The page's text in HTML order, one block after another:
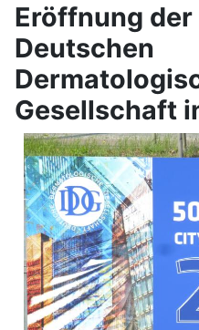
Eröffnung
Deutschen
Gesellschaft